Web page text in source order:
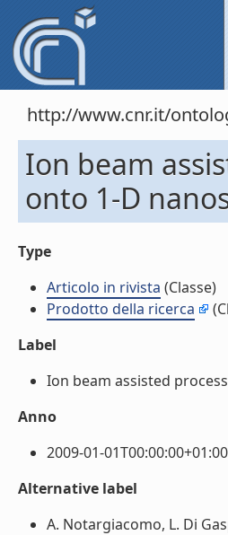
http://www.cnr.it/
Ion beam
onto 1-D
Type
Articolo in rivista (Classe)
Prodotto della ricerca
Label
Ion beam assisted
Anno
2009-01-
Alternative label
A. Notargiacomo, L. Di